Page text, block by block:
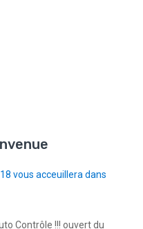
vous acceuillera dans
Contrôle !!! ouvert du